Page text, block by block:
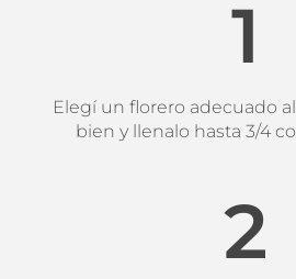
1
Elegí un florero adecuado
bien y llenalo hasta 3/4
2